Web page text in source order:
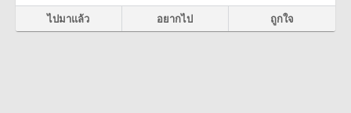
ไปมาแล้ว อยากไป ถูกใจ